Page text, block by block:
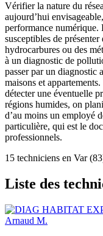
Vérifier la nature du
aujourd’hui
performance numérique.
susceptibles de
hydrocarbures ou des
à un diagnostic de
passer par un diagnostic
maisons et
détecter une éventuelle
régions humides, on
d’au moins un employé
particulière, qui est le
professionnels.
15 techniciens en Var
Liste des
Arnaud M.